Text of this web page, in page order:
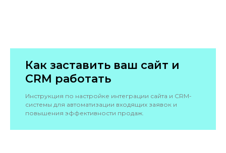
Как заставить ваш сайт и
CRM работать
Инструкция по настройке интеграции сайта и CRM-
системы для автоматизации входящих заявок и
повышения эффективности продаж.